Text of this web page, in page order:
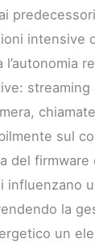
intensive
streaming
sul
del firmware
influenzano
la
un